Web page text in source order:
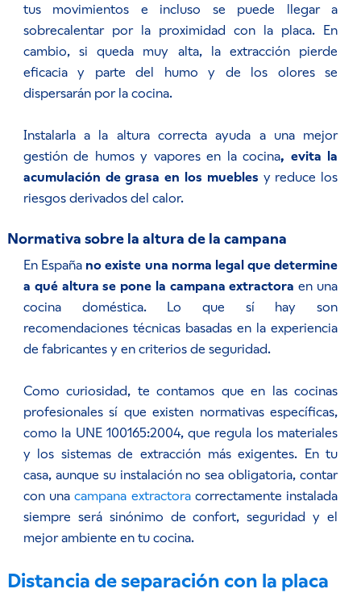
tus movimientos e incluso se puede llegar a
sobrecalentar por la proximidad con la placa. En
cambio, si queda muy alta, la extracción pierde
eficacia y parte del humo y de los olores se
dispersarán por la cocina.
Instalarla a la altura correcta ayuda a una mejor
gestión de humos y vapores en la cocina, evita la
acumulación de grasa en los muebles y reduce los
riesgos derivados del calor.
Normativa sobre la altura de la campana
En España no existe una norma legal que determine
a qué altura se pone la campana extractora en una
cocina doméstica. Lo que sí hay son
recomendaciones técnicas basadas en la experiencia
de fabricantes y en criterios de seguridad.
Como curiosidad, te contamos que en las cocinas
profesionales sí que existen normativas específicas,
como la UNE 100165:2004, que regula los materiales
y los sistemas de extracción más exigentes. En tu
casa, aunque su instalación no sea obligatoria, contar
con unacampana extractoracorrectamente instalada
siempre será sinónimo de confort, seguridad y el
mejor ambiente en tu cocina.
Distancia de separación con la placa